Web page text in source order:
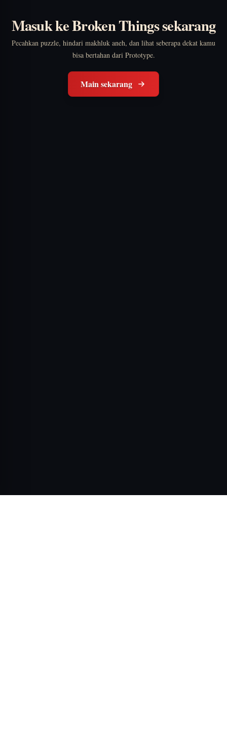
Masuk ke Broken Things sekarang
Pecahkan puzzle, hindari makhluk aneh, dan lihat seberapa dekat kamu
bisa bertahan dari Prototype.
Main sekarang